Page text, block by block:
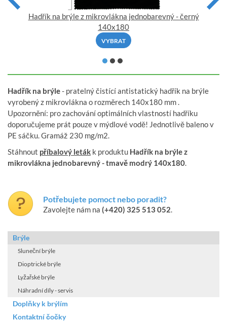
Hadřík na brýle z mikrovlákna jednobarevný - černý
140x180
VYBRAT
Hadřík na brýle- pratelný čistící antistatický hadřík na brýle
vyrobený z mikrovlákna o rozměrech 140x180 mm .
Upozornění: pro zachování optimálních vlastností hadříku
doporučujeme prát pouze v mýdlové vodě! Jednotlivě baleno v
PE sáčku. Gramáž 230 mg/m2.
Stáhnout příbalový leták k produktu Hadřík na brýle z
mikrovlákna jednobarevný - tmavě modrý 140x180.
Potřebujete pomoct nebo poradit?
Zavolejte nám na (+420) 325 513 052.
Brýle
Sluneční brýle
Dioptrické brýle
Lyžařské brýle
Náhradní díly - servis
Doplňky k brýlím
Kontaktní čočky